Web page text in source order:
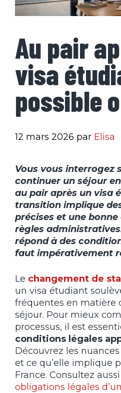
Au pair
visa
possible
12 mars 2026 par Elisa
Vous vous interrogez
continuer un séjour
au pair après un visa
transition implique
précises et une
règles
répond à des
faut impérativement
Le changement de
un visa étudiant
fréquentes en matière
séjour. Pour mieux
processus, il est
conditions légales
Découvrez les
et ce qu’elle implique
France. Consultez
obligations légales